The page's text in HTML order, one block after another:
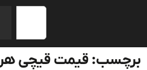
قیمت قیچی هرس